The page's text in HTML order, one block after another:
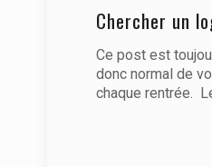
Chercher un
Ce post est
donc normal de
chaque rentrée.